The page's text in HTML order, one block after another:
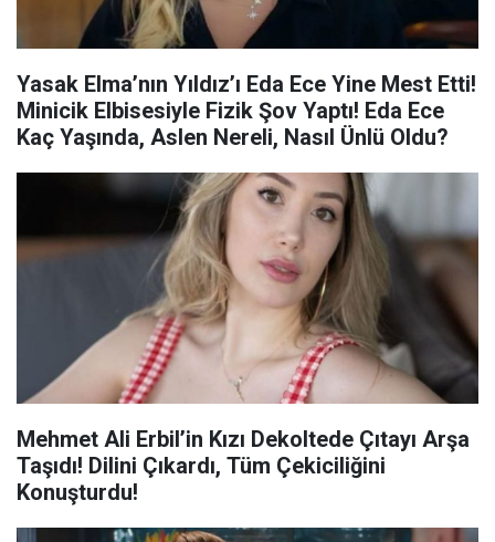
Yasak Elma’nın Yıldız’ı Eda Ece Yine Mest Etti!
Minicik Elbisesiyle Fizik Şov Yaptı! Eda Ece
Kaç Yaşında, Aslen Nereli, Nasıl Ünlü Oldu?
Mehmet Ali Erbil’in Kızı Dekoltede Çıtayı Arşa
Taşıdı! Dilini Çıkardı, Tüm Çekiciliğini
Konuşturdu!